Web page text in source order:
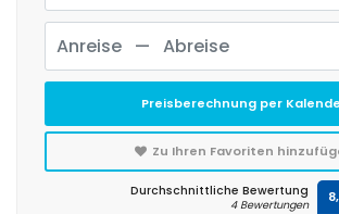
Preisberechnung per
Zu Ihren Favoriten
Durchschnittliche Bewertung
4 Bewertungen